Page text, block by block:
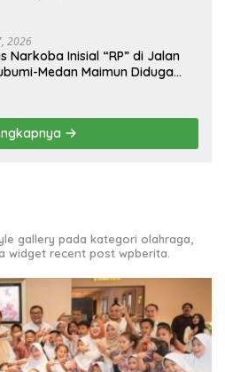
2026
Narkoba Inisial “RP” di Jalan
Medan Maimun Diduga
gallery pada kategori olahraga,
widget recent post wpberita.